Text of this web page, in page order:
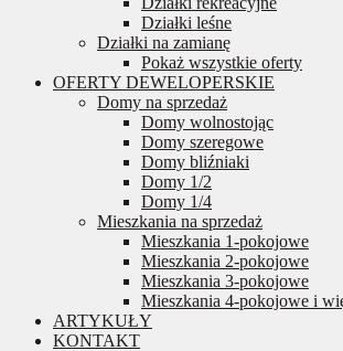
Działki leśne
Działki na zamianę
Pokaż wszystkie oferty
OFERTY DEWELOPERSKIE
Domy na sprzedaż
Domy wolnostojąc
Domy szeregowe
Domy bliźniaki
Domy 1/2
Domy 1/4
Mieszkania na sprzedaż
Mieszkania 1-pokojowe
Mieszkania 2-pokojowe
Mieszkania 3-pokojowe
Mieszkania 4-pokojowe i
ARTYKUŁY
KONTAKT